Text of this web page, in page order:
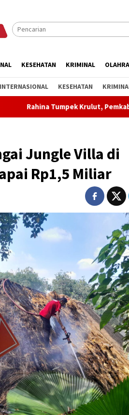
KESEHATAN KRIMINAL
INTERNASIONAL KESEHATAN
Bangli Hadirkan Pengobatan
Jungle Villa di
Rp1,5 Miliar